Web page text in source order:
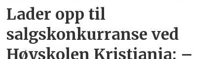
Lader opp til
salgskonkurranse ved
Høyskolen Kristiania: –